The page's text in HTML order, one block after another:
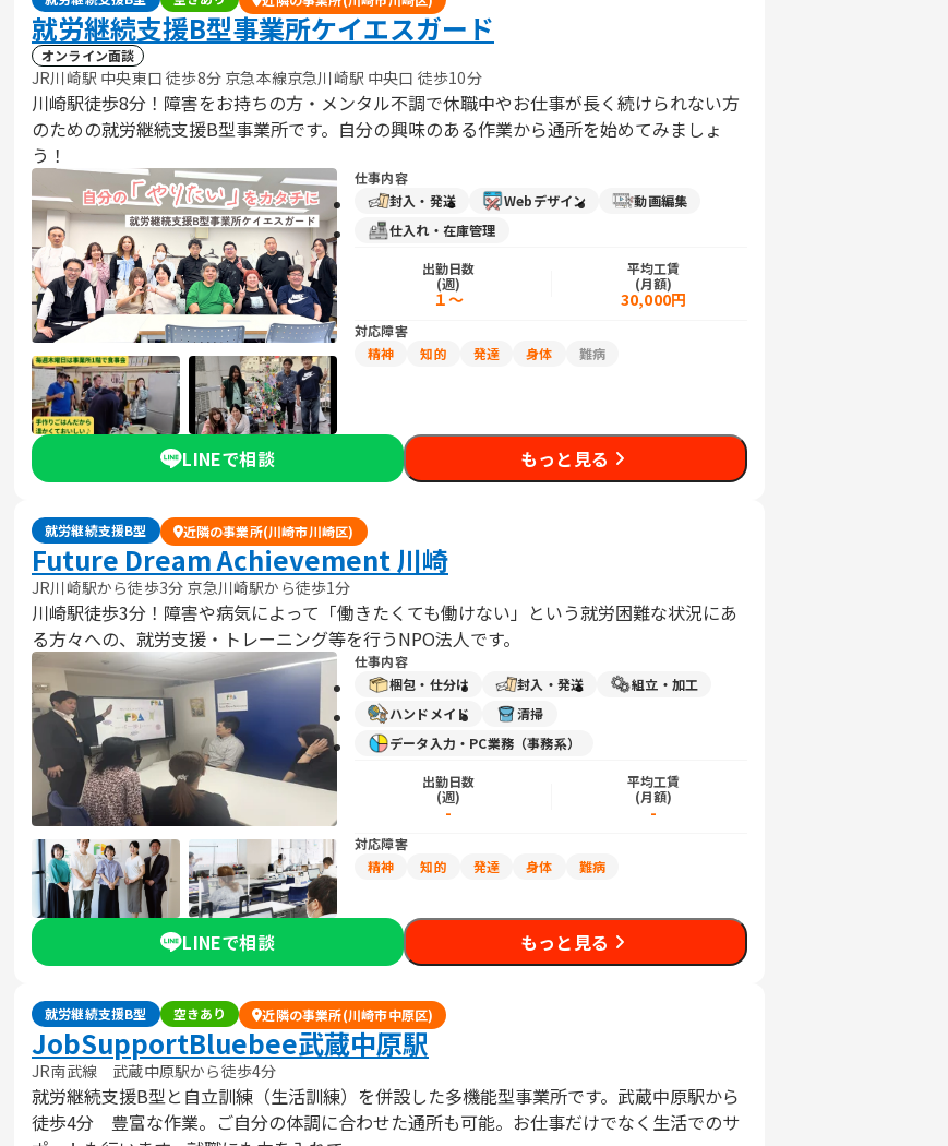
就労継続支援B型事業所ケイエスガード
オンライン面談
JR川崎駅 中央東口 徒歩8分 京急本線京急川崎駅 中央口 徒歩10分
川崎駅徒歩8分！障害をお持ちの方・メンタル不調で休職中やお仕事が長く続けられない方
のための就労継続支援B型事業所です。自分の興味のある作業から通所を始めてみましょ
う！
仕事内容
封入・発送
Webデザイン
動画編集
仕入れ・在庫管理
出勤日数
(週)
１～
平均工賃
(月額)
30,000円
対応障害
精神
知的 発達 身体 難病
LINEで相談 もっと見る
就労継続支援B型 近隣の事業所(川崎市川崎区)
Future Dream Achievement 川崎
JR川崎駅から徒歩3分 京急川崎駅から徒歩1分
川崎駅徒歩3分！障害や病気によって「働きたくても働けない」という就労困難な状況にあ
る方々への、就労支援・トレーニング等を行うNPO法人です。
仕事内容
梱包・仕分け
封入・発送
組立・加工
ハンドメイド
清掃
データ入力・PC業務（事務系）
出勤日数
(週)
-
平均工賃
(月額)
-
対応障害
精神
知的 発達 身体 難病
LINEで相談 もっと見る
就労継続支援B型 空きあり 近隣の事業所(川崎市中原区)
JobSupportBluebee武蔵中原駅
JR南武線 武蔵中原駅から徒歩4分
就労継続支援B型と自立訓練（生活訓練）を併設した多機能型事業所です。武蔵中原駅から
徒歩4分 豊富な作業。ご自分の体調に合わせた通所も可能。お仕事だけでなく生活でのサ